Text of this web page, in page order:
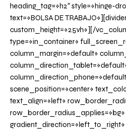
heading_tag=»h2″ style=»hinge-
text=»BOLSA DE
custom_height=»25vh»][/
type=»in_container»
column_margin=»default»
scene_position=»center»
text_align=»left»
row_border_radius_applies=»bg»
gradient_direction=»left_to_right»